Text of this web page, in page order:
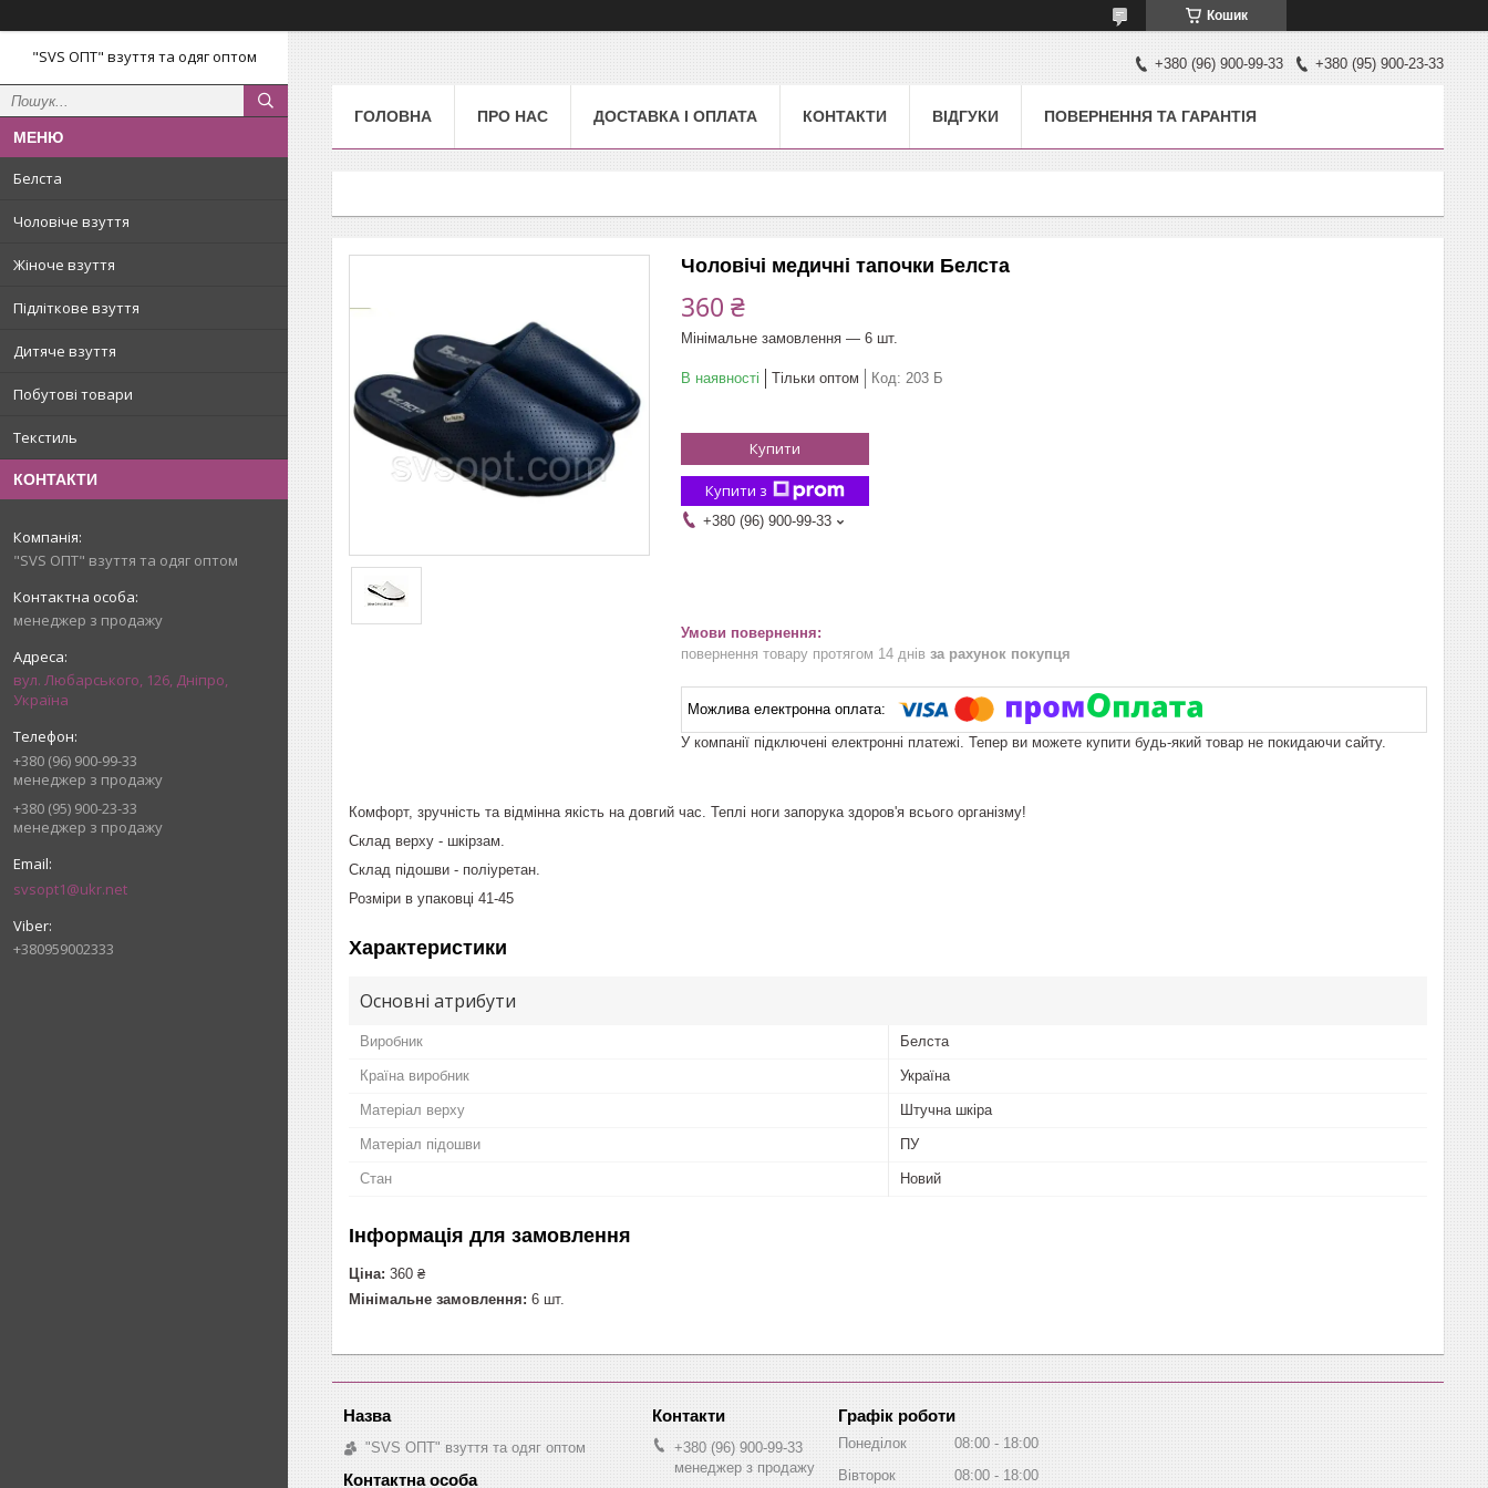
Кошик
"SVS ОПТ" взуття та одяг оптом
Белста
Чоловіче взуття
Жіноче взуття
Підліткове взуття
Дитяче взуття
Побутові товари
Текстиль
КОНТАКТИ
"SVS ОПТ" взуття та одяг оптом
менеджер з продажу
вул. Любарського, 126, Дніпро,
Україна
+380 (96) 900-99-33
менеджер з продажу
+380 (95) 900-23-33
менеджер з продажу
svsopt1@ukr.net
+380959002333
+380 (96) 900-99-33 +380 (95) 900-23-33
ГОЛОВНА ПРО НАС ДОСТАВКА І ОПЛАТА КОНТАКТИ ВІДГУКИ ПОВЕРНЕННЯ ТА ГАРАНТІЯ
Чоловічі медичнi тапочки Белста
360 ₴
Мінімальне замовлення — 6 шт.
В наявності Тільки оптом Код: 203 Б
Купити
Купити з
+380 (96) 900-99-33
повернення товару протягом 14 днів за рахунок покупця
У компанії підключені електронні платежі. Тепер ви можете купити будь-який товар не покидаючи сайту.
Комфорт, зручність та відмінна якість на довгий час. Теплі ноги запорука здоров'я всього організму!
Склад верху - шкірзам.
Склад підошви - поліуретан.
Розміри в упаковці 41-45
Характеристики
Основні атрибути
Виробник Белста
Країна виробник Україна
Матеріал верху Штучна шкіра
Матеріал підошви ПУ
Стан Новий
Інформація для замовлення
Ціна: 360 ₴
Мінімальне замовлення: 6 шт.
"SVS ОПТ" взуття та одяг оптом
+380 (96) 900-99-33
менеджер з продажу
Графік роботи
Понеділок 08:00
18:00
Вівторок
08:00 18:00